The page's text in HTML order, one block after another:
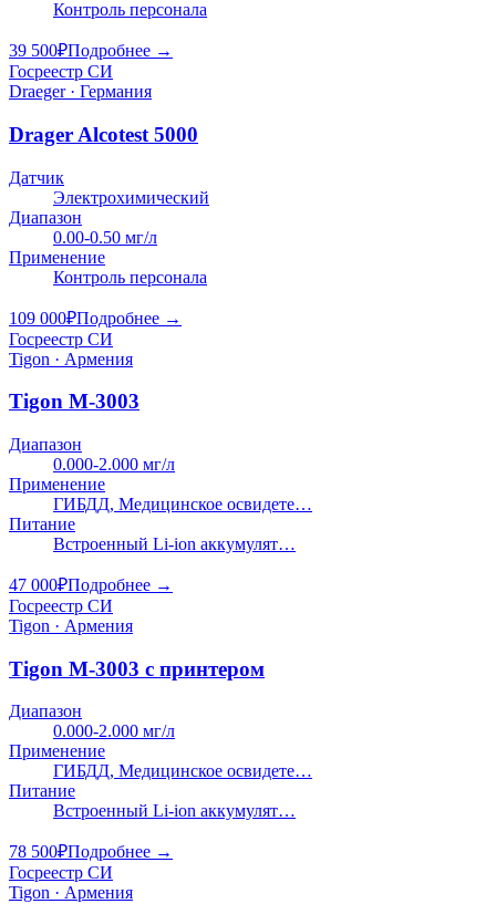
Контроль персонала
39 500₽Подробнее →
Госреестр СИ
Draeger · Германия
Drager Alcotest 5000
Датчик
Электрохимический
Диапазон
0.00-0.50 мг/л
Применение
Контроль персонала
109 000₽Подробнее →
Госреестр СИ
Tigon · Армения
Tigon M-3003
Диапазон
0.000-2.000 мг/л
Применение
ГИБДД, Медицинское освидете…
Питание
Встроенный Li-ion аккумулят…
47 000₽Подробнее →
Госреестр СИ
Tigon · Армения
Tigon M-3003 с принтером
Диапазон
0.000-2.000 мг/л
Применение
ГИБДД, Медицинское освидете…
Питание
Встроенный Li-ion аккумулят…
78 500₽Подробнее →
Госреестр СИ
Tigon · Армения